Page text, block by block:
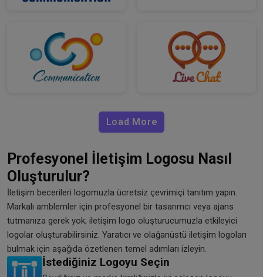
Load More
Profesyonel İletişim Logosu Nasıl
Oluşturulur?
İletişim becerileri logomuzla ücretsiz çevrimiçi tanıtım yapın.
Markalı amblemler için profesyonel bir tasarımcı veya ajans
tutmanıza gerek yok; iletişim logo oluşturucumuzla etkileyici
logolar oluşturabilirsiniz. Yaratıcı ve olağanüstü iletişim logoları
bulmak için aşağıda özetlenen temel adımları izleyin.
İstediğiniz Logoyu Seçin